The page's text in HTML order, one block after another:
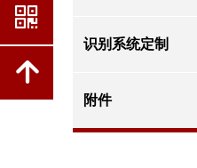
识别系统定制
附件
낃
녕